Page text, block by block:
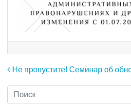
Навигация по
Не пропустите! Семинар об